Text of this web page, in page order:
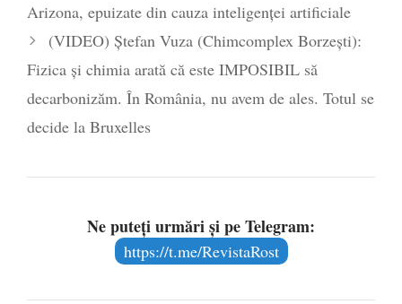
Arizona, epuizate din cauza inteligenței artificiale
(VIDEO) Ștefan Vuza (Chimcomplex Borzeşti):
Fizica și chimia arată că este IMPOSIBIL să
decarbonizăm. În România, nu avem de ales. Totul se
decide la Bruxelles
Ne puteți urmări și pe Telegram:
https://t.me/RevistaRost